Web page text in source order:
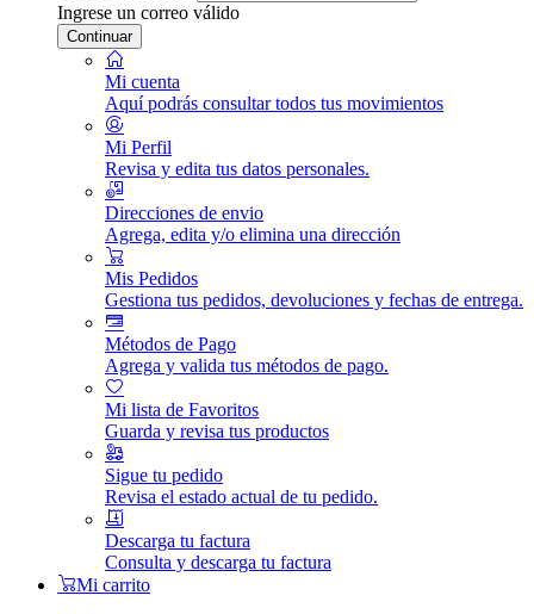
Ingrese un correo válido
Continuar
Mi cuenta
Aquí podrás consultar todos tus movimientos
Mi Perfil
Revisa y edita tus datos personales.
Direcciones de envio
Agrega, edita y/o elimina una dirección
Mis Pedidos
Gestiona tus pedidos, devoluciones y fechas de entrega.
Métodos de Pago
Agrega y valida tus métodos de pago.
Mi lista de Favoritos
Guarda y revisa tus productos
Sigue tu pedido
Revisa el estado actual de tu pedido.
Descarga tu factura
Consulta y descarga tu factura
Mi carrito